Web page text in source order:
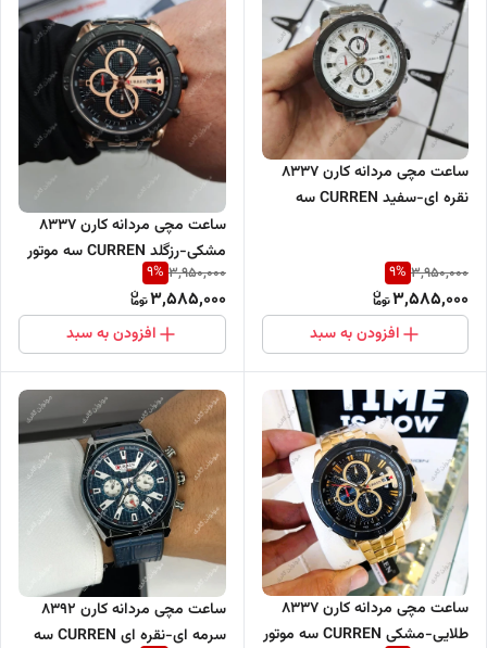
ساعت مچی مردانه کارن 8337
نقره ای-سفید CURREN سه
3,950,000
9%
3,585,000
افزودن به سبد
ساعت مچی مردانه کارن 8337
مشکی-رزگلد CURREN سه موتور
فعال
3,950,000
9%
3,585,000
افزودن به سبد
ساعت مچی مردانه کارن 8337
طلایی-مشکی CURREN سه موتور
ساعت مچی مردانه کارن 8392
سرمه ای-نقره ای CURREN سه